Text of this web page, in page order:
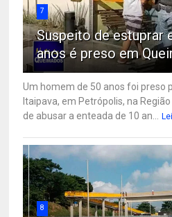
7
Suspeito de estuprar
anos é preso em
Um homem de 50 anos foi preso
Itaipava, em Petrópolis, na
de abusar a enteada de 10 an...
8